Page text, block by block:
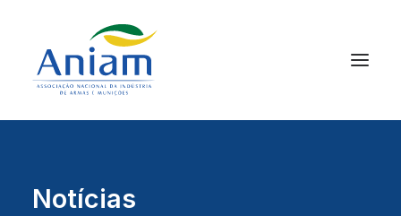
Notícias